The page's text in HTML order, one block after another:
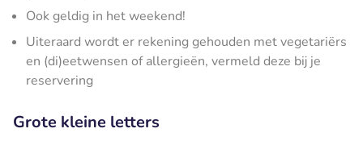
Ook geldig in het weekend!
Uiteraard wordt er rekening gehouden met vegetariërs
en (di)eetwensen of allergieën, vermeld deze bij je
reservering
Grote kleine letters